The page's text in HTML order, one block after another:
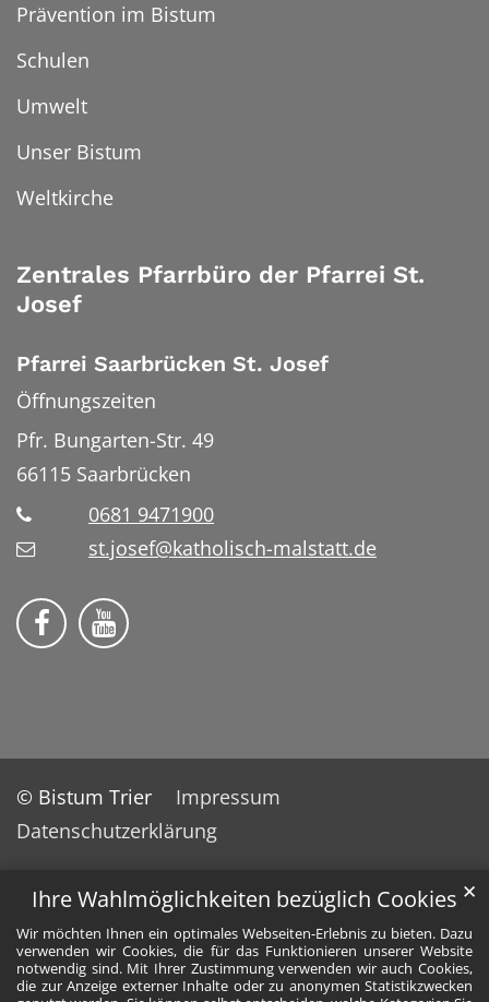
Ihre Wahlmöglichkeiten bezüglich Cookies
Wir möchten Ihnen ein optimales Webseiten-Erlebnis zu bieten. Dazu
verwenden wir Cookies, die für das Funktionieren unserer Website
notwendig sind. Mit Ihrer Zustimmung verwenden wir auch Cookies,
die zur Anzeige externer Inhalte oder zu anonymen Statistikzwecken
✕
Prävention im Bistum
Schulen
Umwelt
Unser Bistum
Weltkirche
Zentrales Pfarrbüro der Pfarrei St.
Josef
Pfarrei Saarbrücken St. Josef
Öffnungszeiten
Pfr. Bungarten-Str. 49
66115 Saarbrücken
0681 9471900
st.josef@katholisch-malstatt.de
Folge uns auf Facebook
Folge uns auf YouTube
© Bistum Trier
Impressum
Datenschutzerklärung